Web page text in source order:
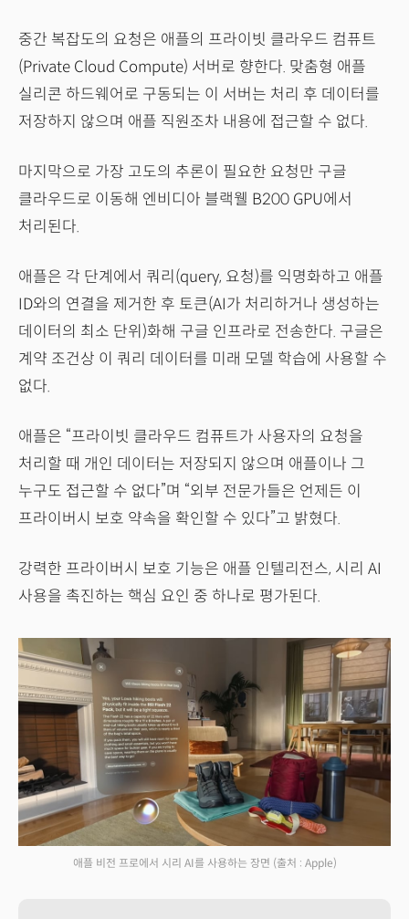
중간 복잡도의 요청은 애플의 프라이빗 클라우드 컴퓨트
(Private Cloud Compute) 서버로 향한다. 맞춤형 애플
실리콘 하드웨어로 구동되는 이 서버는 처리 후 데이터를
저장하지 않으며 애플 직원조차 내용에 접근할 수 없다.
마지막으로 가장 고도의 추론이 필요한 요청만 구글
클라우드로 이동해 엔비디아 블랙웰 B200 GPU에서
처리된다.
애플은 각 단계에서 쿼리(query, 요청)를 익명화하고 애플
ID와의 연결을 제거한 후 토큰(AI가 처리하거나 생성하는
데이터의 최소 단위)화해 구글 인프라로 전송한다. 구글은
계약 조건상 이 쿼리 데이터를 미래 모델 학습에 사용할 수
없다.
애플은 “프라이빗 클라우드 컴퓨트가 사용자의 요청을
처리할 때 개인 데이터는 저장되지 않으며 애플이나 그
누구도 접근할 수 없다”며 “외부 전문가들은 언제든 이
프라이버시 보호 약속을 확인할 수 있다”고 밝혔다.
강력한 프라이버시 보호 기능은 애플 인텔리전스, 시리 AI
사용을 촉진하는 핵심 요인 중 하나로 평가된다.
애플 비전 프로에서 시리 AI를 사용하는 장면 (출처 : Apple)